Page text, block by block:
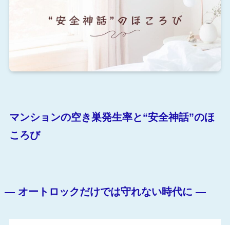
マンションの空き巣発生率と“安全神話”のほ
ころび
― オートロックだけでは守れない時代に ―